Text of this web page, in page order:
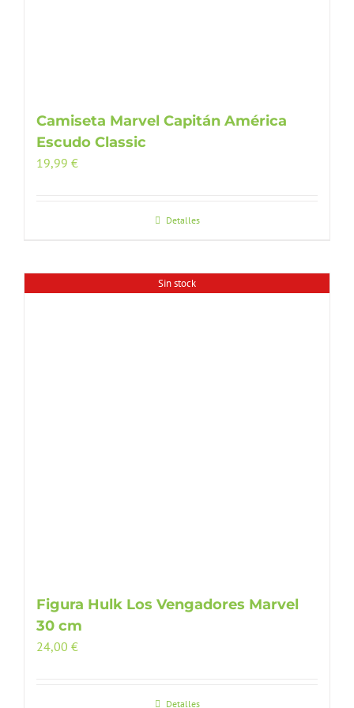
Camiseta Marvel Capitán América
Escudo Classic
19,99 €
Detalles
Sin stock
Figura Hulk Los Vengadores Marvel
30 cm
24,00 €
Detalles